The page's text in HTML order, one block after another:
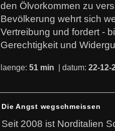
den Ölvorkommen zu
Bevölkerung wehrt sich
Vertreibung und fordert -
Gerechtigkeit und
laenge: 51 min | datum: 22-12-
Die Angst wegschmeissen
Seit 2008 ist Norditalien